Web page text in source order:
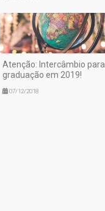
Atenção: Intercâmbio para
graduação em 2019!
07/12/2018